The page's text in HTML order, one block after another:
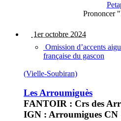
Prononcer
1er octobre 2024
Omission d’accents
française du gascon
(Vielle-Soubiran)
Les Arroumiguès
FANTOIR : Crs des
IGN : Arroumigues CN